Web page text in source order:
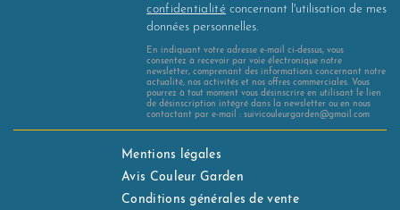
confidentialité concernant l'utilisation de mes
données personnelles.
En indiquant votre adresse e-mail ci-dessus, vous
consentez à recevoir par voie électronique notre
newsletter, comprenant des informations concernant notre
actualité, nos activités et nos offres commerciales. Vous
pourrez à tout moment vous désinscrire en utilisant le lien
de désinscription intégré dans la newsletter ou en nous
contactant par e-mail : suivicouleurgarden@gmail.com
Mentions légales
Avis Couleur Garden
Conditions générales de vente